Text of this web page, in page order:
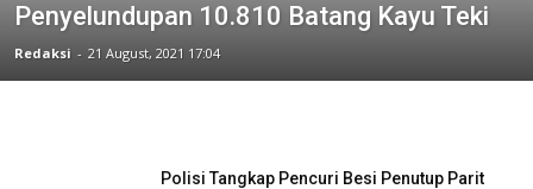
Penyelundupan 10.810 Batang Kayu Teki
Redaksi - 21 August, 2021 17:04
Polisi Tangkap Pencuri Besi Penutup Parit